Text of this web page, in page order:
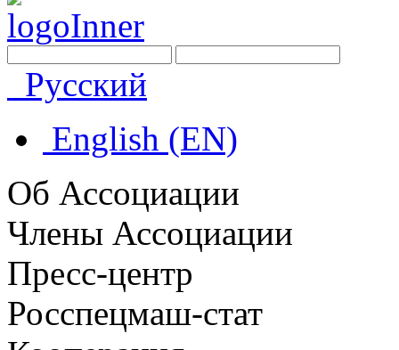
Русский
English (EN)
Об Ассоциации
Члены Ассоциации
Пресс-центр
Росспецмаш-стат